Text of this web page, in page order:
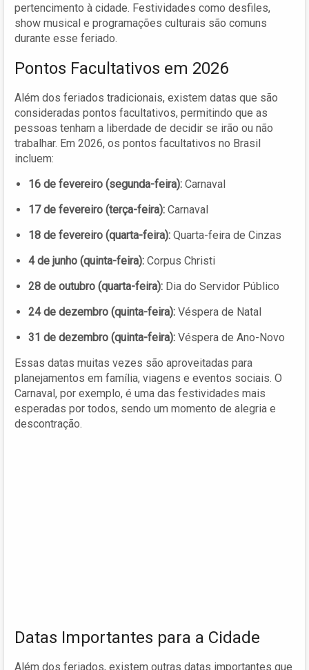
pertencimento à cidade. Festividades como desfiles,
show musical e programações culturais são comuns
durante esse feriado.
Pontos Facultativos em 2026
Além dos feriados tradicionais, existem datas que são
consideradas pontos facultativos, permitindo que as
pessoas tenham a liberdade de decidir se irão ou não
trabalhar. Em 2026, os pontos facultativos no Brasil
incluem:
16 de fevereiro (segunda-feira): Carnaval
17 de fevereiro (terça-feira): Carnaval
18 de fevereiro (quarta-feira): Quarta-feira de Cinzas
4 de junho (quinta-feira): Corpus Christi
28 de outubro (quarta-feira): Dia do Servidor Público
24 de dezembro (quinta-feira): Véspera de Natal
31 de dezembro (quinta-feira): Véspera de Ano-Novo
Essas datas muitas vezes são aproveitadas para
planejamentos em família, viagens e eventos sociais. O
Carnaval, por exemplo, é uma das festividades mais
esperadas por todos, sendo um momento de alegria e
descontração.
Datas Importantes para a Cidade
Além dos feriados, existem outras datas importantes que